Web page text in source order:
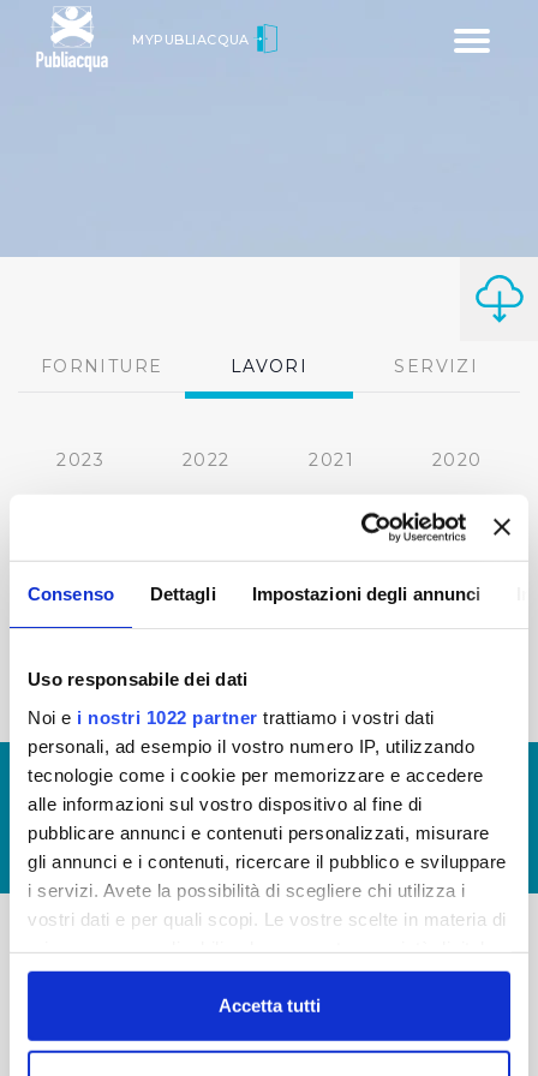
Consenso Dettagli Impostazioni degli annunci
Uso responsabile dei dati
Noi e i nostri 1022 partner trattiamo i vostri dati
personali, ad esempio il vostro numero IP, utilizzando
tecnologie come i cookie per memorizzare e accedere
alle informazioni sul vostro dispositivo al fine di
pubblicare annunci e contenuti personalizzati, misurare
gli annunci e i contenuti, ricercare il pubblico e sviluppare
i servizi. Avete la possibilità di scegliere chi utilizza i
vostri dati e per quali scopi. Le vostre scelte in materia di
in cui avete effettuato le vostre scelte. È possibile
modificare o revocare il proprio consenso in qualsiasi
momento dalla Dichiarazione sui cookie o facendo clic
Accetta tutti
Toggle
MYPUBLIACQUA
FORNITURE LAVORI SERVIZI
2023 2022 2021 2020
2016
2015 2014 2013 2012
2010
© Copyright 2017 - 2026
GLOSSARIO
GIUDICA IL SERVIZIO
LAVORA CON NOI
Via Villamagna 90/c -
-
FAQ
PRIVACY POLICY